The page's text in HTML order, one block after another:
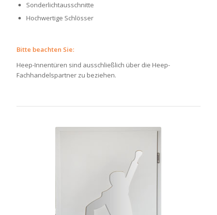
Sonderlichtausschnitte
Hochwertige Schlösser
Bitte beachten Sie:
Heep-Innentüren sind ausschließlich über die Heep-
Fachhandelspartner zu beziehen.